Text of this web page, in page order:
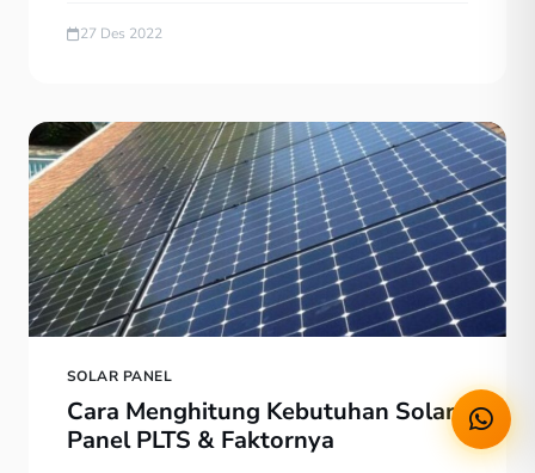
27 Des 2022
SOLAR PANEL
Cara Menghitung Kebutuhan Solar
Panel PLTS & Faktornya